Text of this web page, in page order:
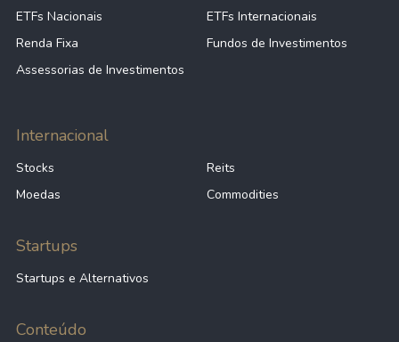
ETFs Nacionais
ETFs Internacionais
Renda Fixa
Fundos de Investimentos
Assessorias de Investimentos
Internacional
Stocks
Reits
Moedas
Commodities
Startups
Startups e Alternativos
Conteúdo